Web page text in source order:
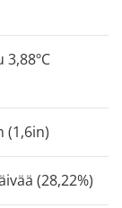
(1,6in)
(28,22%)